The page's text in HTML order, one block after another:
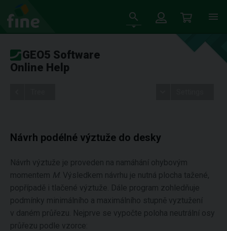
GEO5 Software
Online Help
Návrh podélné výztuže do desky
Návrh výztuže je proveden na namáhání ohybovým
momentem M. Výsledkem návrhu je nutná plocha tažené,
popřípadě i tlačené výztuže. Dále program zohledňuje
podmínky minimálního a maximálního stupně vyztužení
v daném průřezu. Nejprve se vypočte poloha neutrální osy
průřezu podle vzorce: